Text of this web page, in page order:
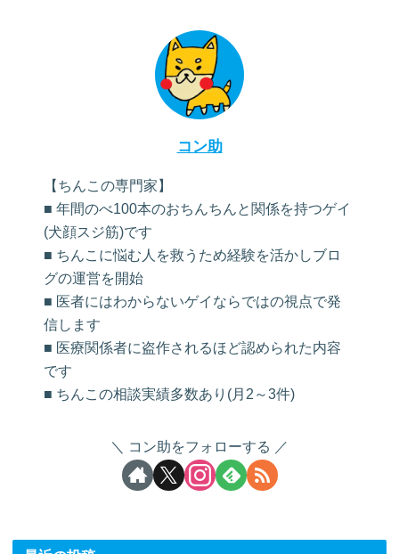
コン助
【ちんこの専門家】
■ 年間のべ100本のおちんちんと関係を持つゲイ
(犬顔スジ筋)です
■ ちんこに悩む人を救うため経験を活かしブロ
グの運営を開始
■ 医者にはわからないゲイならではの視点で発
信します
■ 医療関係者に盗作されるほど認められた内容
です
■ ちんこの相談実績多数あり(月2～3件)
コン助をフォローする